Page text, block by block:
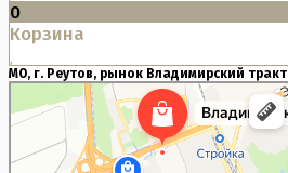
0
Корзина
МО, г. Реутов, рынок Владимирский тракт